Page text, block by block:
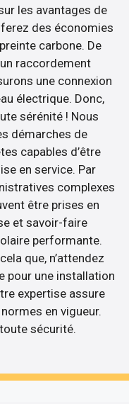
les avantages de
des économies
carbone. De
raccordement
une connexion
électrique. Donc,
sérénité ! Nous
démarches de
capables d’être
en service. Par
complexes
être prises en
et savoir-faire
performante.
que, n’attendez
pour une installation
expertise assure
en vigueur.
sécurité.